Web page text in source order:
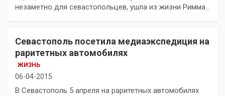
незаметно для севастопольцев, ушла из жизни Римма…
Севастополь посетила медиаэкспедиция на
раритетных автомобилях
ЖИЗНЬ
06-04-2015
В Севастополь 5 апреля на раритетных автомобилях